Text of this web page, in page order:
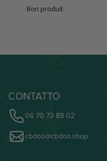
Bon produit
CONTATTO
06 70 73 89 02
cbdoo@cbdoo.shop